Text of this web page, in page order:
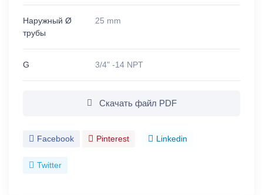
Наружный Ø
трубы
25 mm
G 3/4" -14 NPT
Скачать файл PDF
Facebook Pinterest Linkedin
Twitter